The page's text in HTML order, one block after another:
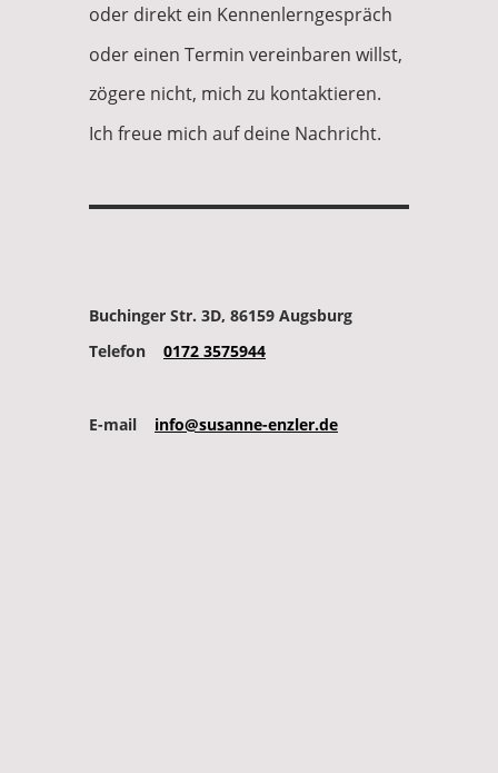
oder direkt ein Kennenlerngespräch
oder einen Termin vereinbaren willst,
zögere nicht, mich zu kontaktieren.
Ich freue mich auf deine Nachricht.
Buchinger Str. 3D, 86159 Augsburg
Telefon 0172 3575944
E-mail info@susanne-enzler.de